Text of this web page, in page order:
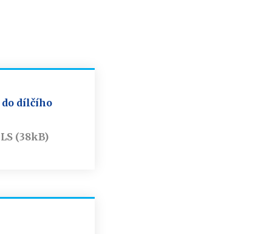
dílčího
(38kB)